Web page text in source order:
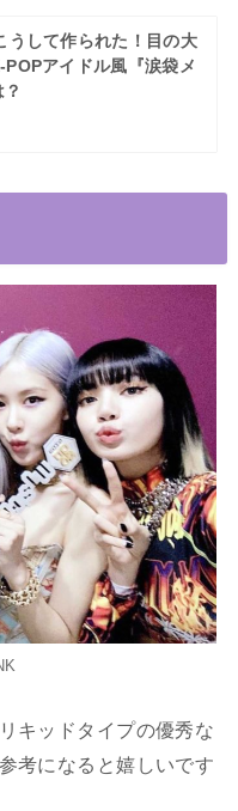
うして作られた！目の大
アイドル風『涙袋メ
キッドタイプの優秀な
考になると嬉しいです